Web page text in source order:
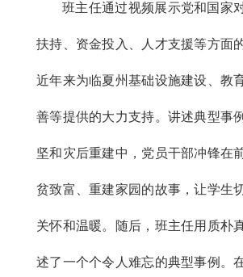
班主任通过视频展示党和国家
扶持、资金投入、人才支援等方面
近年来为临夏州基础设施建设、教
善等提供的大力支持。讲述典型事
坚和灾后重建中，党员干部冲锋在
贫致富、重建家园的故事，让学生
关怀和温暖。随后，班主任用质朴
述了一个个令人难忘的典型事例。